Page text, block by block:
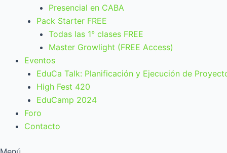
Presencial en CABA
Pack Starter FREE
Todas las 1° clases FREE
Master Growlight (FREE Access)
Eventos
EduCa Talk: Planificación y Ejecución de
High Fest 420
EduCamp 2024
Foro
Contacto